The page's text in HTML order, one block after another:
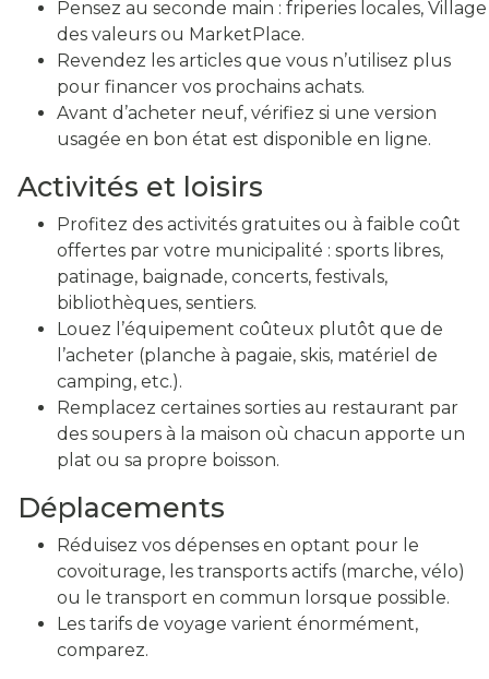
Pensez au seconde main : friperies locales, Village
des valeurs ou MarketPlace.
Revendez les articles que vous n’utilisez plus
pour financer vos prochains achats.
Avant d’acheter neuf, vérifiez si une version
usagée en bon état est disponible en ligne.
Activités et loisirs
Profitez des activités gratuites ou à faible coût
offertes par votre municipalité : sports libres,
patinage, baignade, concerts, festivals,
bibliothèques, sentiers.
Louez l’équipement coûteux plutôt que de
l’acheter (planche à pagaie, skis, matériel de
camping, etc.).
Remplacez certaines sorties au restaurant par
des soupers à la maison où chacun apporte un
plat ou sa propre boisson.
Déplacements
Réduisez vos dépenses en optant pour le
covoiturage, les transports actifs (marche, vélo)
ou le transport en commun lorsque possible.
Les tarifs de voyage varient énormément,
comparez.